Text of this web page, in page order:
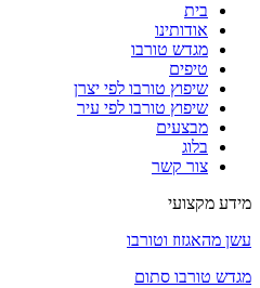
בית
אודותינו
מגדש טורבו
טיפים
שיפוץ טורבו לפי יצרן
שיפוץ טורבו לפי עיר
מבצעים
בלוג
צור קשר
מידע מקצועי
עשן מהאגזוז וטורבו
מגדש טורבו סתום